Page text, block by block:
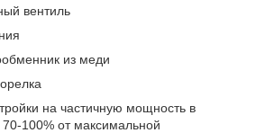
вентиль
из меди
на частичную мощность в
100% от максимальной